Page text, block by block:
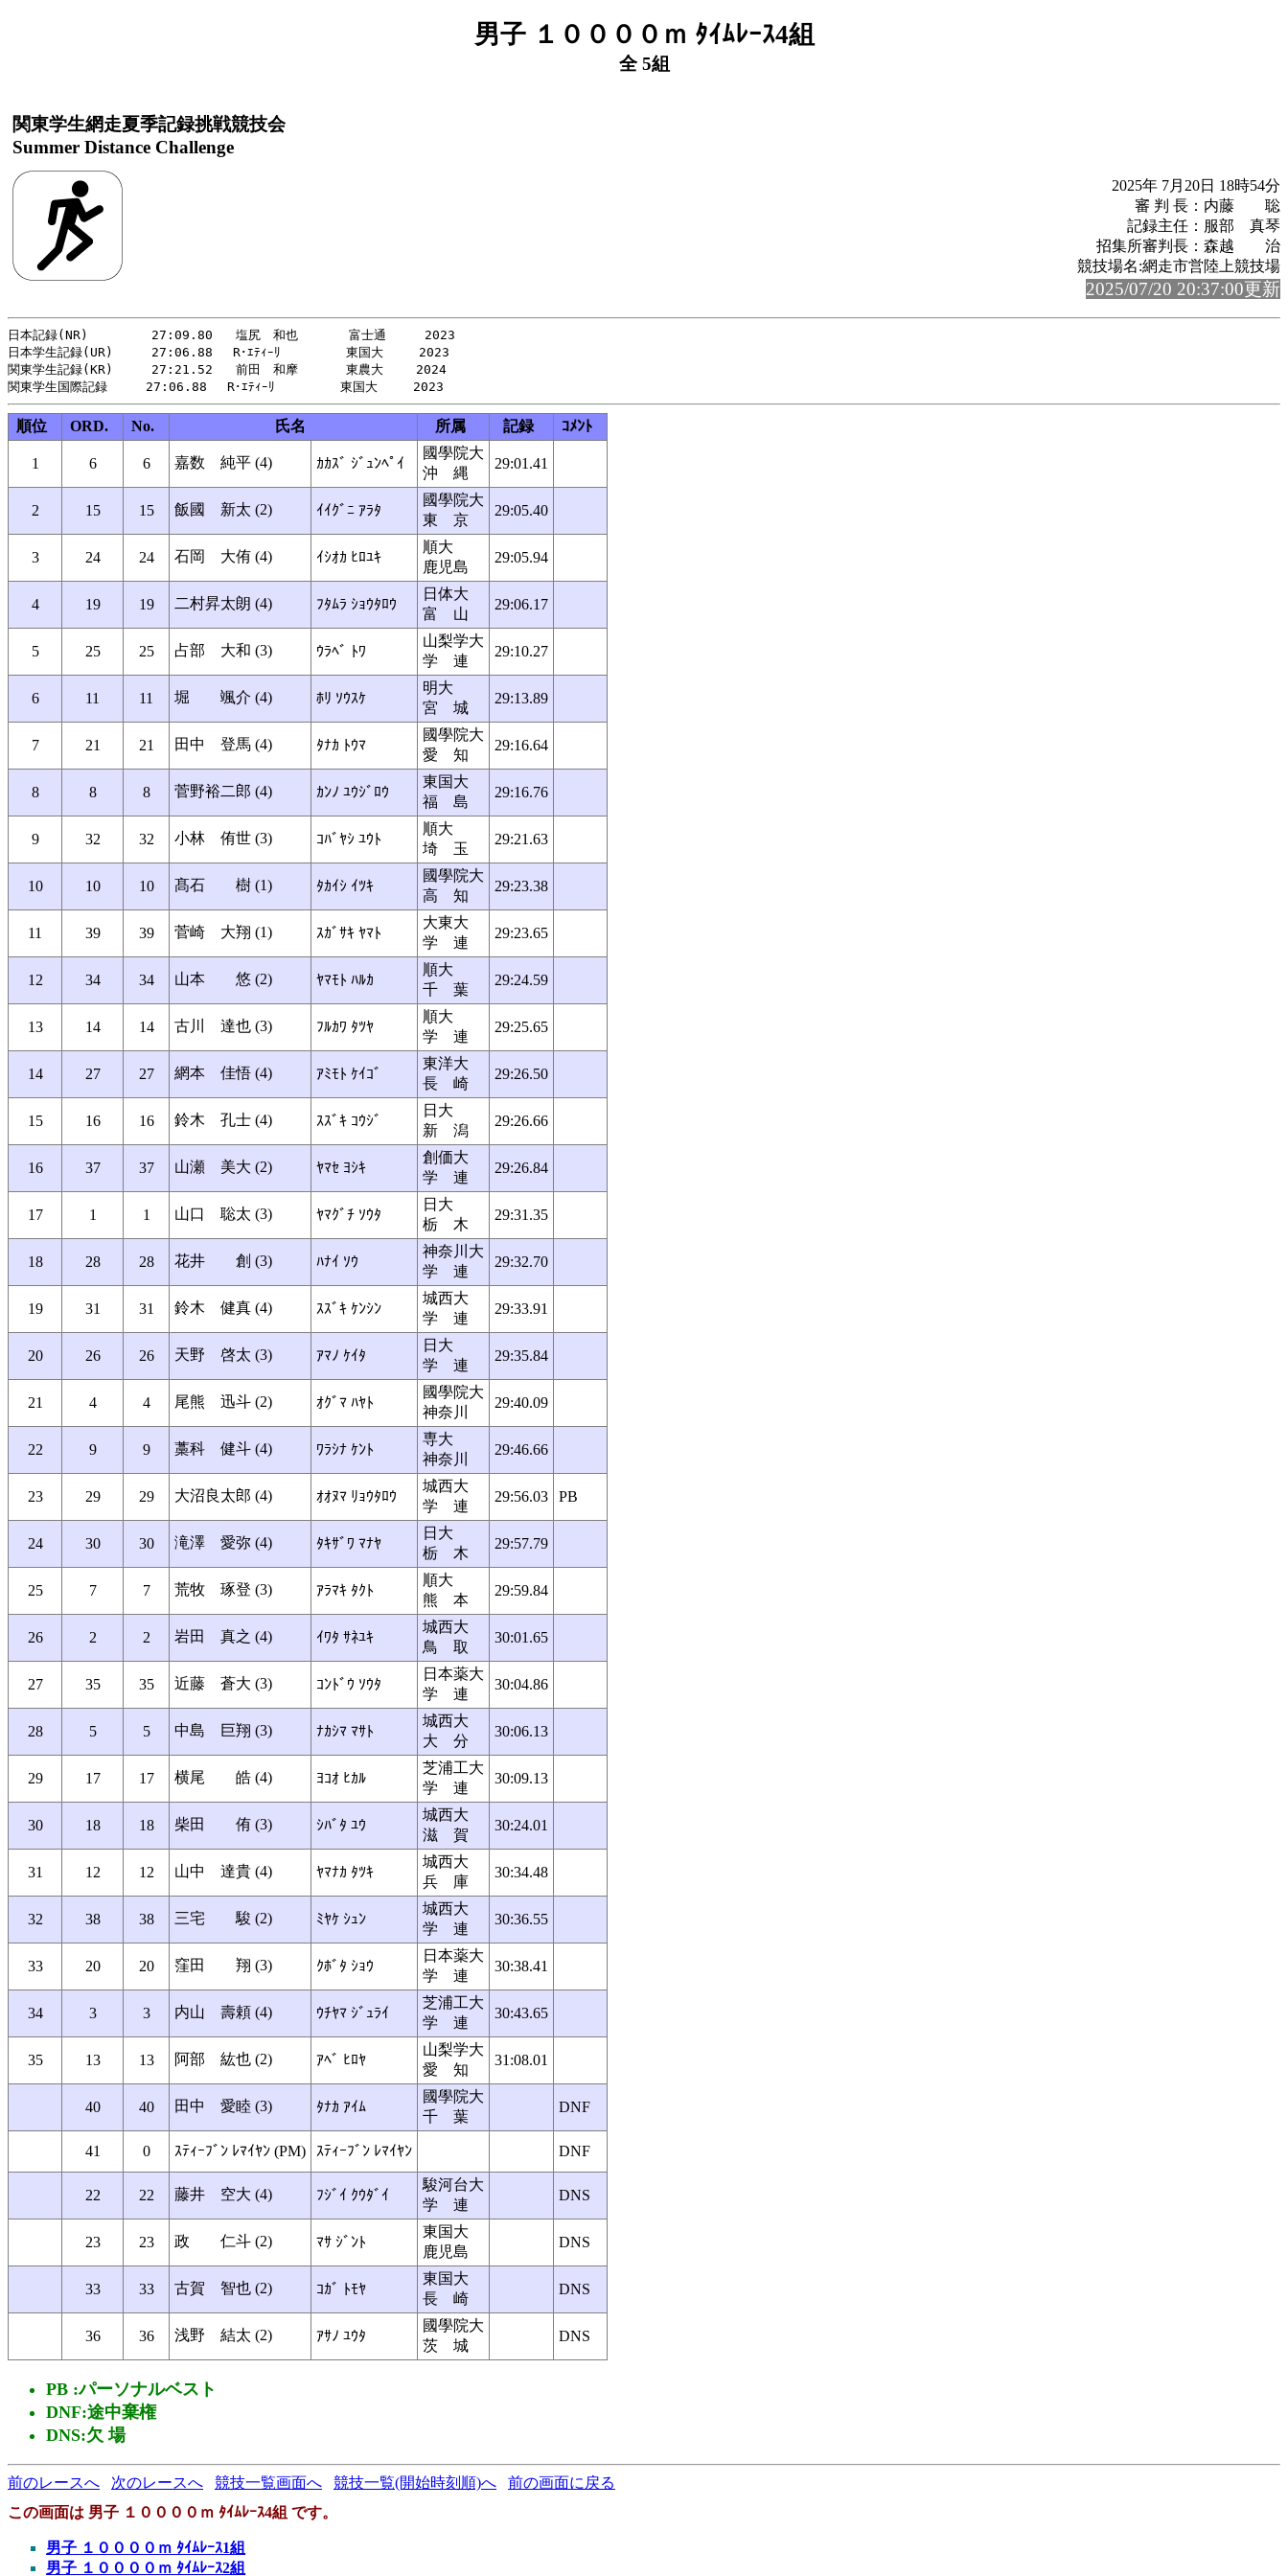
男子 １００００ｍ ﾀｲﾑﾚｰｽ4組
全 5組
関東学生網走夏季記録挑戦競技会
Summer Distance Challenge
2025年 7月20日 18時54分
審 判 長：内藤 聡
記録主任：服部 真琴
招集所審判長：森越 治
競技場名:網走市営陸上競技場
2025/07/20 20:37:00更新
日本記録(NR)     　　27:09.80   塩尻　和也    　 富士通     2023
日本学生記録(UR)     27:06.88 　R･ｴﾃｨｰﾘ　　 　　 東国大　   2023
関東学生記録(KR)     27:21.52   前田　和摩   　　東農大　　 2024
順位 ORD. No. 氏名 所属 記録 ｺﾒﾝﾄ
1 6 6 嘉数 純平 (4) ｶｶｽﾞ ｼﾞｭﾝﾍﾟｲ
國學院大
沖 縄
29:01.41
2 15 15 飯國 新太 (2) ｲｲｸﾞﾆ ｱﾗﾀ
國學院大
東 京
29:05.40
3 24 24 石岡 大侑 (4) ｲｼｵｶ ﾋﾛﾕｷ
順大
鹿児島
29:05.94
4 19 19 二村昇太朗 (4) ﾌﾀﾑﾗ ｼｮｳﾀﾛｳ
日体大
富 山
29:06.17
5 25 25 占部 大和 (3) ｳﾗﾍﾞ ﾄﾜ
山梨学大
学 連
29:10.27
6 11 11 堀 颯介 (4) ﾎﾘ ｿｳｽｹ
明大
宮 城
29:13.89
7 21 21 田中 登馬 (4) ﾀﾅｶ ﾄｳﾏ
國學院大
愛 知
29:16.64
8 8 8 菅野裕二郎 (4) ｶﾝﾉ ﾕｳｼﾞﾛｳ
東国大
福 島
29:16.76
9 32 32 小林 侑世 (3) ｺﾊﾞﾔｼ ﾕｳﾄ
順大
埼 玉
29:21.63
10 10 10 髙石 樹 (1) ﾀｶｲｼ ｲﾂｷ
國學院大
高 知
29:23.38
11 39 39 菅崎 大翔 (1) ｽｶﾞｻｷ ﾔﾏﾄ
大東大
学 連
29:23.65
12 34 34 山本 悠 (2) ﾔﾏﾓﾄ ﾊﾙｶ
順大
千 葉
29:24.59
13 14 14 古川 達也 (3) ﾌﾙｶﾜ ﾀﾂﾔ
順大
学 連
29:25.65
14 27 27 網本 佳悟 (4) ｱﾐﾓﾄ ｹｲｺﾞ
東洋大
長 崎
29:26.50
15 16 16 鈴木 孔士 (4) ｽｽﾞｷ ｺｳｼﾞ
日大
新 潟
29:26.66
16 37 37 山瀬 美大 (2) ﾔﾏｾ ﾖｼｷ
創価大
学 連
29:26.84
17 1 1 山口 聡太 (3) ﾔﾏｸﾞﾁ ｿｳﾀ
日大
栃 木
29:31.35
18 28 28 花井 創 (3) ﾊﾅｲ ｿｳ
神奈川大
学 連
29:32.70
19 31 31 鈴木 健真 (4) ｽｽﾞｷ ｹﾝｼﾝ
城西大
学 連
29:33.91
20 26 26 天野 啓太 (3) ｱﾏﾉ ｹｲﾀ
日大
学 連
29:35.84
21 4 4 尾熊 迅斗 (2) ｵｸﾞﾏ ﾊﾔﾄ
國學院大
神奈川
29:40.09
22 9 9 藁科 健斗 (4) ﾜﾗｼﾅ ｹﾝﾄ
専大
神奈川
29:46.66
23 29 29 大沼良太郎 (4) ｵｵﾇﾏ ﾘｮｳﾀﾛｳ
城西大
学 連
29:56.03 PB
24 30 30 滝澤 愛弥 (4) ﾀｷｻﾞﾜ ﾏﾅﾔ
日大
栃 木
29:57.79
25 7 7 荒牧 琢登 (3) ｱﾗﾏｷ ﾀｸﾄ
順大
熊 本
29:59.84
26 2 2 岩田 真之 (4) ｲﾜﾀ ｻﾈﾕｷ
城西大
鳥 取
30:01.65
27 35 35 近藤 蒼大 (3) ｺﾝﾄﾞｳ ｿｳﾀ
日本薬大
学 連
30:04.86
28 5 5 中島 巨翔 (3) ﾅｶｼﾏ ﾏｻﾄ
城西大
大 分
30:06.13
29 17 17 横尾 皓 (4) ﾖｺｵ ﾋｶﾙ
芝浦工大
学 連
30:09.13
30 18 18 柴田 侑 (3) ｼﾊﾞﾀ ﾕｳ
城西大
滋 賀
30:24.01
31 12 12 山中 達貴 (4) ﾔﾏﾅｶ ﾀﾂｷ
城西大
兵 庫
30:34.48
32 38 38 三宅 駿 (2) ﾐﾔｹ ｼｭﾝ
城西大
学 連
30:36.55
33 20 20 窪田 翔 (3) ｸﾎﾞﾀ ｼｮｳ
日本薬大
学 連
30:38.41
34 3 3 内山 壽頼 (4) ｳﾁﾔﾏ ｼﾞｭﾗｲ
芝浦工大
学 連
30:43.65
35 13 13 阿部 紘也 (2) ｱﾍﾞ ﾋﾛﾔ
山梨学大
愛 知
31:08.01
40 40 田中 愛睦 (3) ﾀﾅｶ ｱｲﾑ
國學院大
千 葉
DNF
41 0 ｽﾃｨｰﾌﾞﾝ ﾚﾏｲﾔﾝ (PM) ｽﾃｨｰﾌﾞﾝ ﾚﾏｲﾔﾝ DNF
22 22 藤井 空大 (4) ﾌｼﾞｲ ｸｳﾀﾞｲ
駿河台大
学 連
DNS
23 23 政 仁斗 (2) ﾏｻ ｼﾞﾝﾄ
東国大
鹿児島
DNS
33 33 古賀 智也 (2) ｺｶﾞ ﾄﾓﾔ
東国大
長 崎
DNS
36 36 浅野 結太 (2) ｱｻﾉ ﾕｳﾀ
國學院大
茨 城
DNS
PB :パーソナルベスト
DNF:途中棄権
DNS:欠 場
前のレースへ 次のレースへ 競技一覧画面へ 競技一覧(開始時刻順)へ
前の画面に戻る
この画面は 男子 １００００ｍ ﾀｲﾑﾚｰｽ4組 です。
男子 １００００ｍ ﾀｲﾑﾚｰｽ1組
男子 １００００ｍ ﾀｲﾑﾚｰｽ2組